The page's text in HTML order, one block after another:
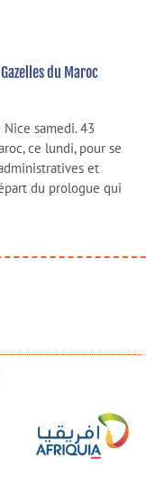
du Maroc
Nice samedi. 43
ce lundi, pour se
et
du prologue qui